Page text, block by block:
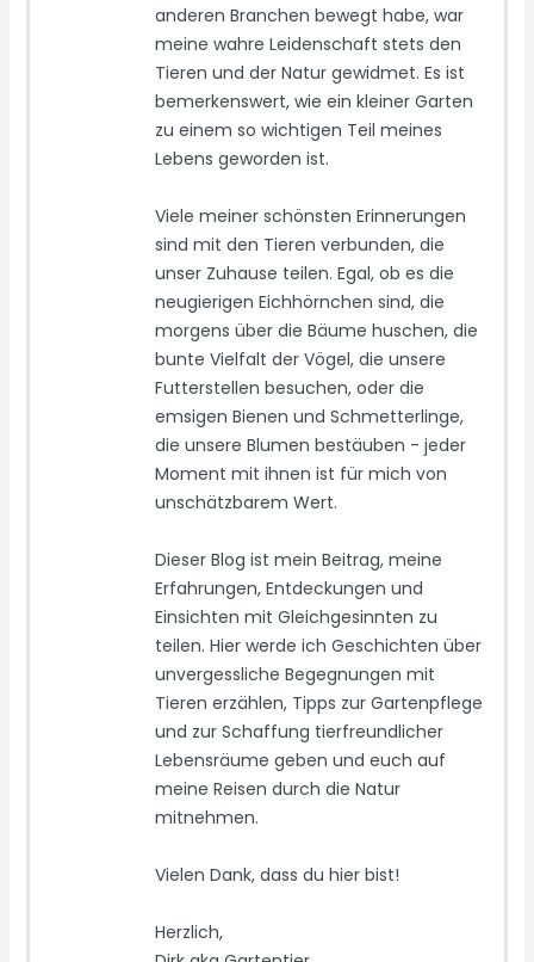
anderen Branchen bewegt habe, war
meine wahre Leidenschaft stets den
Tieren und der Natur gewidmet. Es ist
bemerkenswert, wie ein kleiner Garten
zu einem so wichtigen Teil meines
Lebens geworden ist.
Viele meiner schönsten Erinnerungen
sind mit den Tieren verbunden, die
unser Zuhause teilen. Egal, ob es die
neugierigen Eichhörnchen sind, die
morgens über die Bäume huschen, die
bunte Vielfalt der Vögel, die unsere
Futterstellen besuchen, oder die
emsigen Bienen und Schmetterlinge,
die unsere Blumen bestäuben - jeder
Moment mit ihnen ist für mich von
unschätzbarem Wert.
Dieser Blog ist mein Beitrag, meine
Erfahrungen, Entdeckungen und
Einsichten mit Gleichgesinnten zu
teilen. Hier werde ich Geschichten über
unvergessliche Begegnungen mit
Tieren erzählen, Tipps zur Gartenpflege
und zur Schaffung tierfreundlicher
Lebensräume geben und euch auf
meine Reisen durch die Natur
mitnehmen.
Vielen Dank, dass du hier bist!
Herzlich,